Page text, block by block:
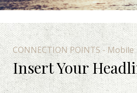
CONNECTION POINTS - Mobile
Insert Your